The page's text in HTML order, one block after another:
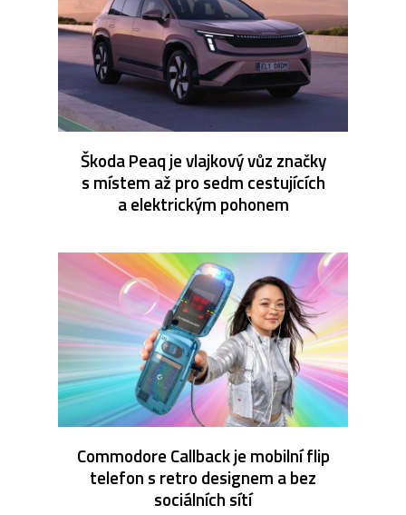
Škoda Peaq je vlajkový vůz značky
s místem až pro sedm cestujících
a elektrickým pohonem
Commodore Callback je mobilní flip
telefon s retro designem a bez
sociálních sítí